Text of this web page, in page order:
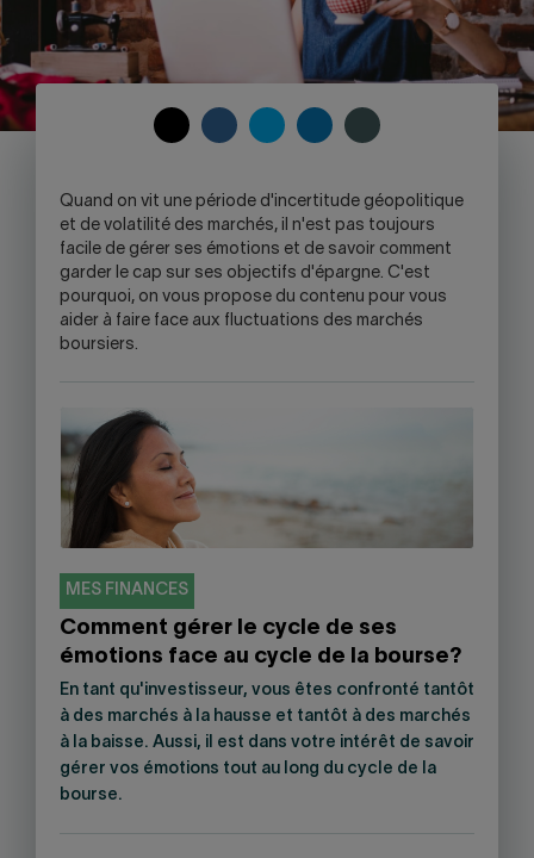
COPYSHARESHARESHARESHARE
-
WARNING,
THIS
LINK
WILL
OPEN
Quand on vit une période d'incertitude géopolitique
et de volatilité des marchés, il n'est pas toujours
facile de gérer ses émotions et de savoir comment
garder le cap sur ses objectifs d'épargne. C'est
pourquoi, on vous propose du contenu pour vous
aider à faire face aux fluctuations des marchés
boursiers.
MES FINANCES
Comment gérer le cycle de ses
émotions face au cycle de la bourse?
En tant qu'investisseur, vous êtes confronté tantôt
à des marchés à la hausse et tantôt à des marchés
à la baisse. Aussi, il est dans votre intérêt de savoir
gérer vos émotions tout au long du cycle de la
bourse.